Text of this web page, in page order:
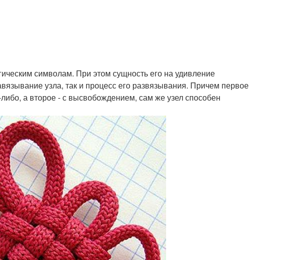
символам. При этом сущность его на удивление
узла, так и процесс его развязывания. Причем первое
а второе - с высвобождением, сам же узел способен